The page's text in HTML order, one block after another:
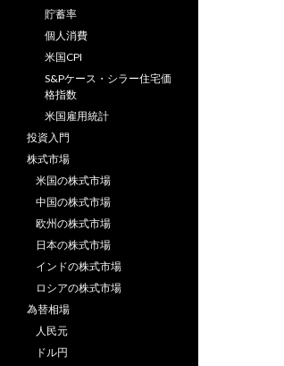
貯蓄率
個人消費
米国CPI
S&Pケース・シラー住宅価
格指数
米国雇用統計
投資入門
株式市場
米国の株式市場
中国の株式市場
欧州の株式市場
日本の株式市場
インドの株式市場
ロシアの株式市場
為替相場
人民元
ドル円